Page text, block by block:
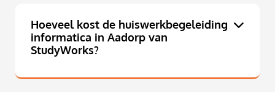
Hoeveel kost de huiswerkbegeleiding
informatica in Aadorp van
StudyWorks?